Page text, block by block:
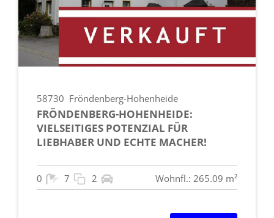
58730 Fröndenberg-Hohenheide
FRÖNDENBERG-HOHENHEIDE:
VIELSEITIGES POTENZIAL FÜR
LIEBHABER UND ECHTE MACHER!
0 7 2 Wohnfl.: 265.09 m²